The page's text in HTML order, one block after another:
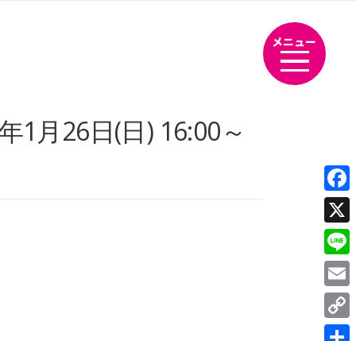
メニュー
1月26日(日) 16:00～
X
Line